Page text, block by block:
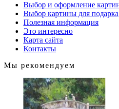
Выбор и оформление
Выбор картины для подарка
Полезная информация
Это интересно
Карта сайта
Контакты
Мы рекомендуем